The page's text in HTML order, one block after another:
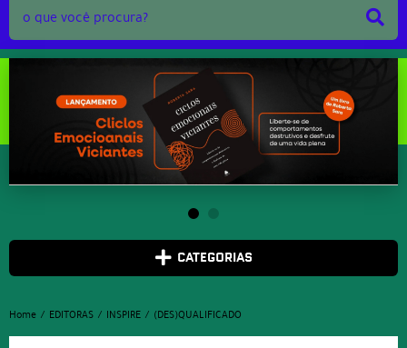
CATEGORIAS
Home EDITORAS INSPIRE (DES)QUALIFICADO